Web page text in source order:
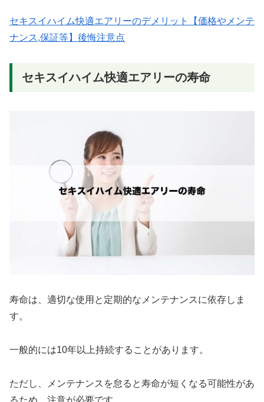
セキスイハイム快適エアリーのデメリット【価格やメンテ
ナンス,保証等】後悔注意点
セキスイハイム快適エアリーの寿命
寿命は、適切な使用と定期的なメンテナンスに依存しま
す。
一般的には10年以上持続することがあります。
ただし、メンテナンスを怠ると寿命が短くなる可能性があ
るため、注意が必要です。